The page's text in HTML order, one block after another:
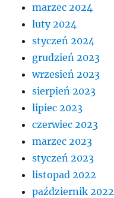
marzec 2024
luty 2024
styczeń 2024
grudzień 2023
wrzesień 2023
sierpień 2023
lipiec 2023
czerwiec 2023
marzec 2023
styczeń 2023
listopad 2022
październik 2022